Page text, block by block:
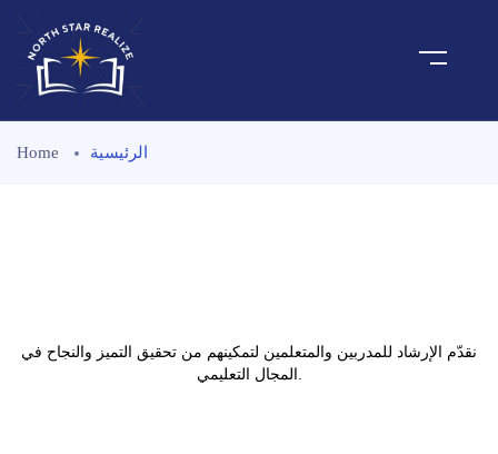
Home الرئيسية
نقدّم الإرشاد للمدربين والمتعلمين لتمكينهم من تحقيق التميز والنجاح في